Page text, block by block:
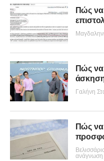
Πώς να
Πώς να
Γαλήνη
Πώς να
ανάγνωση